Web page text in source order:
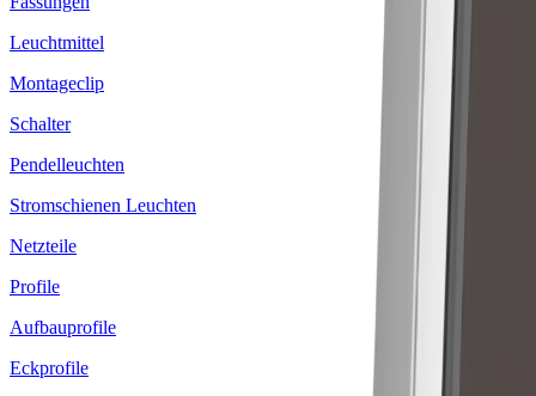
Leuchtmittel
Montageclip
Schalter
Pendelleuchten
Stromschienen Leuchten
Netzteile
Profile
Aufbauprofile
Eckprofile